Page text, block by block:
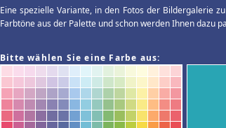
Eine spezielle Variante, in den Fotos der Bildergalerie
Farbtöne aus der Palette und schon werden Ihnen dazu
Bitte wählen Sie eine Farbe aus: